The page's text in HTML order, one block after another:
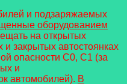
и подзаряжаемых
оборудованием
на открытых
закрытых автостоянках
опасности С0, С1 (за
и
автомобилей). В